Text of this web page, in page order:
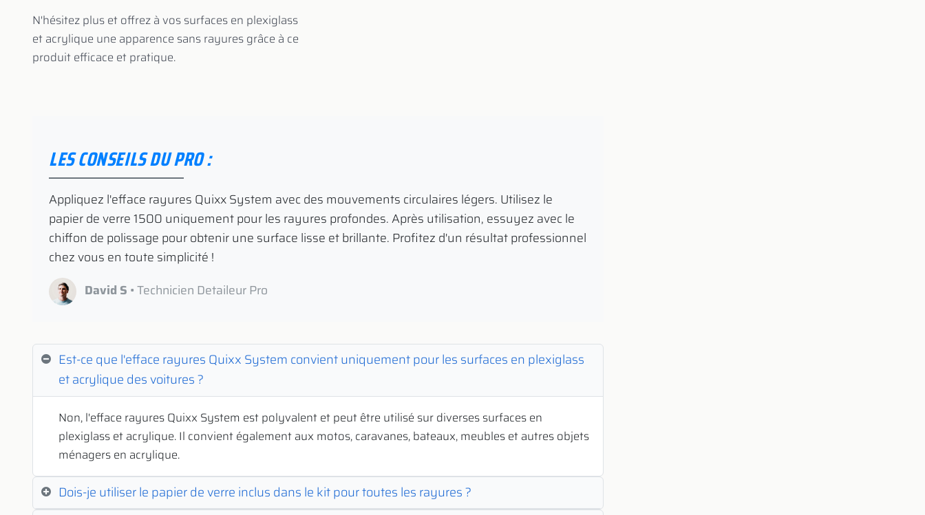
N'hésitez plus et offrez à vos surfaces en plexiglass
et acrylique une apparence sans rayures grâce à ce
produit efficace et pratique.
LES CONSEILS DU PRO :
​ Appliquez l'efface rayures Quixx System avec des mouvements circulaires légers. Utilisez le
papier de verre 1500 uniquement pour les rayures profondes. Après utilisation, essuyez avec le
chiffon de polissage pour obtenir une surface lisse et brillante. Profitez d'un résultat professionnel
chez vous en toute simplicité !
David S • Technicien Detaileur Pro
Est-ce que l'efface rayures Quixx System convient uniquement pour les surfaces en plexiglass
et acrylique des voitures ?
Non, l'efface rayures Quixx System est polyvalent et peut être utilisé sur diverses surfaces en
plexiglass et acrylique. Il convient également aux motos, caravanes, bateaux, meubles et autres objets
ménagers en acrylique.
Dois-je utiliser le papier de verre inclus dans le kit pour toutes les rayures ?